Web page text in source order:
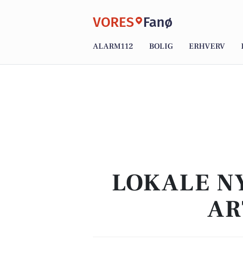
VORES Fanø
ALARM112 BOLIG ERHVERV
LOKALE